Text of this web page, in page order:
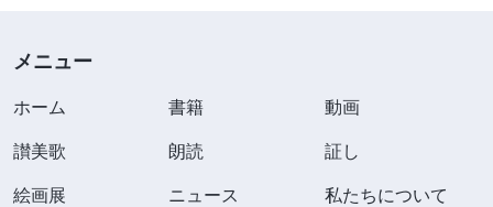
る者がまず達成しなければならないことだからで
私たちは真に主を礼拝しているか
多くの兄弟姉妹たちが、クリスマスには教会に
メニュー
ホーム 書籍
動画
讃美歌
朗読
証し
絵画展
ニュース 私たちについて